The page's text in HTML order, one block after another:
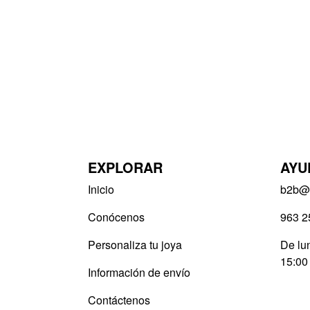
963
De
15:00
EXPLORAR
Inicio
Conócenos
Personaliza tu joya
Información de envío
Contáctenos